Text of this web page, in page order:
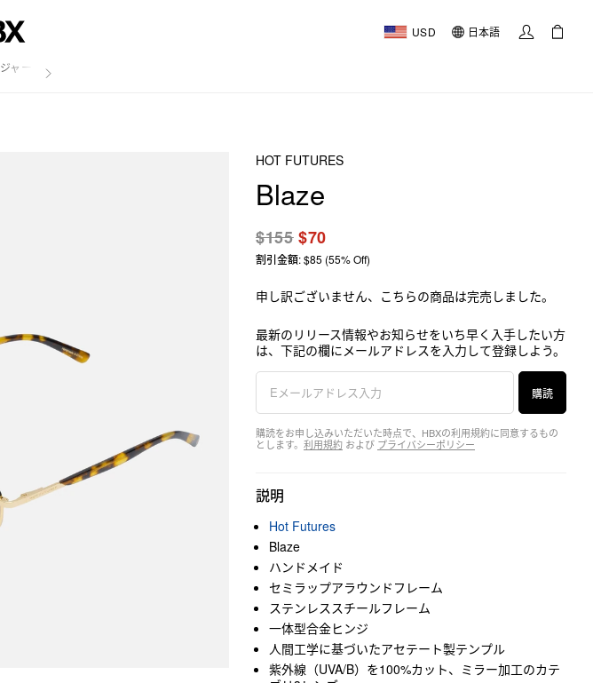
USD 日本語
ジャーナル
HOT FUTURES
Blaze
$155$70
割引金額: $85 (55% Off)
申し訳ございません、こちらの商品は完売しました。
最新のリリース情報やお知らせをいち早く入手したい方
は、下記の欄にメールアドレスを入力して登録しよう。
購読
購読をお申し込みいただいた時点で、HBXの利用規約に同意するもの
とします。 利用規約 および プライバシーポリシー
説明
Hot Futures
Blaze
ハンドメイド
セミラップアラウンドフレーム
ステンレススチールフレーム
一体型合金ヒンジ
人間工学に基づいたアセテート製テンプル
紫外線（UVA/B）を100%カット、ミラー加工のカテ